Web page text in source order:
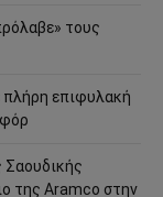
τους
πλήρη επιφυλακή
Σαουδικής
της Aramco στην